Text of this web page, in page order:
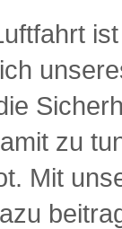
zu
Mit